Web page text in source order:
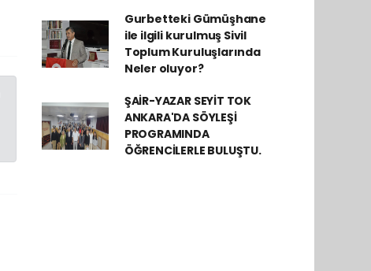
Gurbetteki Gümüşhane
ile ilgili kurulmuş Sivil
Toplum Kuruluşlarında
Neler oluyor?
ŞAİR-YAZAR SEYİT TOK
ANKARA'DA SÖYLEŞİ
PROGRAMINDA
ÖĞRENCİLERLE BULUŞTU.